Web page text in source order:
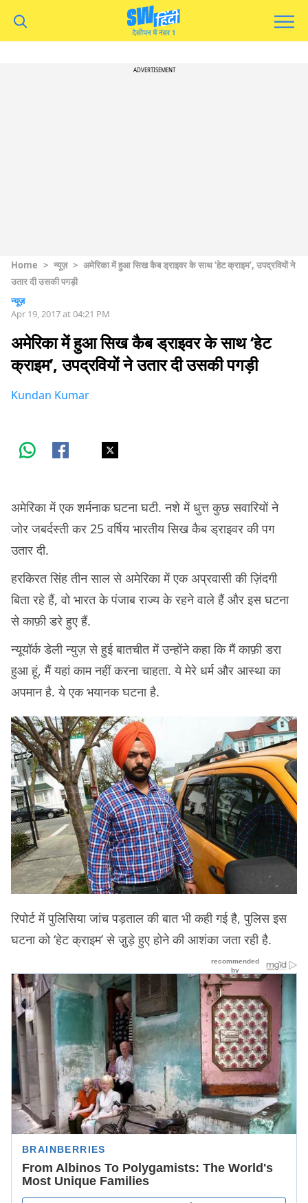
ADVERTISEMENT
Home > न्यूज़ > अमेरिका में हुआ सिख कैब ड्राइवर के साथ ‘हेट क्राइम’, उपद्रवियों ने
उतार दी उसकी पगड़ी
न्यूज़
Apr 19, 2017 at 04:21 PM
अमेरिका में हुआ सिख कैब ड्राइवर के साथ ‘हेट
क्राइम’, उपद्रवियों ने उतार दी उसकी पगड़ी
Kundan Kumar
अमेरिका में एक शर्मनाक घटना घटी. नशे में धुत्त कुछ सवारियों ने
जोर जबर्दस्ती कर 25 वर्षिय भारतीय सिख कैब ड्राइवर की पग
उतार दी.
हरकिरत सिंह तीन साल से अमेरिका में एक अप्रवासी की ज़िंदगी
बिता रहे हैं, वो भारत के पंजाब राज्य के रहने वाले हैं और इस घटना
से काफ़ी डरे हुए हैं.
न्यूयॉर्क डेली न्युज़ से हुई बातचीत में उन्होंने कहा कि मैं काफ़ी डरा
हुआ हूं, मैं यहां काम नहीं करना चाहता. ये मेरे धर्म और आस्था का
अपमान है. ये एक भयानक घटना है.
रिपोर्ट में पुलिसिया जांच पड़ताल की बात भी कही गई है, पुलिस इस
घटना को ‘हेट क्राइम’ से जु़ड़े हुए होने की आशंका जता रही है.